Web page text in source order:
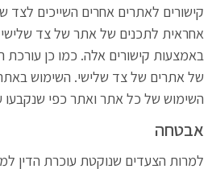
קישורים לאתרים אחרים השייכים לצד
אחראית לתכנים של אתר של צד שלישי
באמצעות קישורים אלה. כמו כן עורכת
של אתרים של צד שלישי. השימוש
השימוש של כל אתר ואתר כפי שנקבעו
אבטחה
למרות הצעדים שנוקטת עוכרת הדין